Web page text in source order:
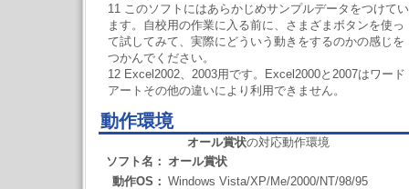
11 このソフトにはあらかじめサンプルデータをつけてい
ます。自校用の作業に入る前に、さまざまボタンを使っ
て試してみて、実際にどういう動きをするのかの感じを
つかんでください。
12 Excel2002、2003用です。Excel2000と2007はワード
アートその他の違いにより利用できません。
動作環境
オール賞状の対応動作環境
ソフト名： オール賞状
動作OS： Windows Vista/XP/Me/2000/NT/98/95